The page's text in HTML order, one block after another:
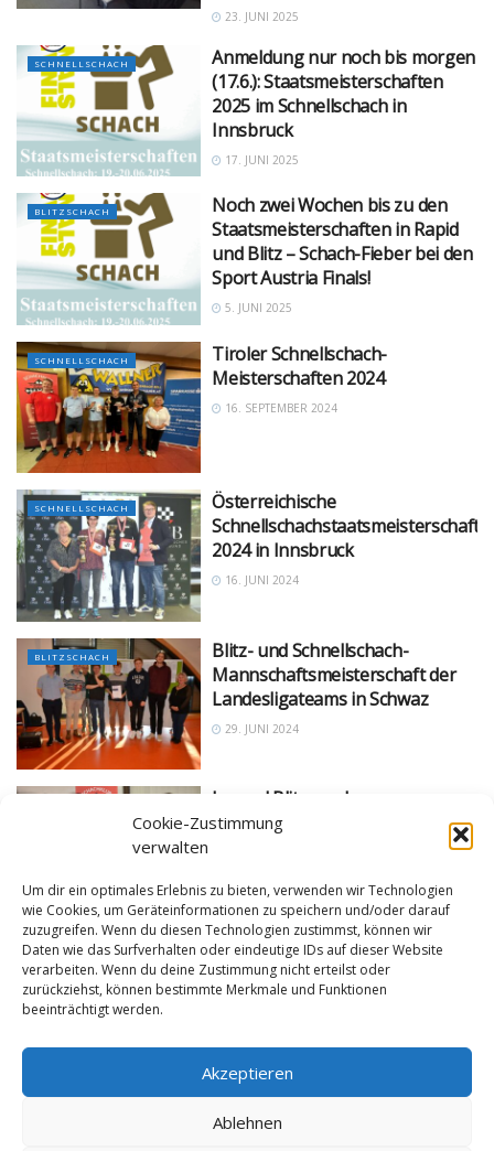
Cookie-Zustimmung
verwalten
Um dir ein optimales Erlebnis zu bieten, verwenden wir Technologien
wie Cookies, um Geräteinformationen zu speichern und/oder darauf
zuzugreifen. Wenn du diesen Technologien zustimmst, können wir
Daten wie das Surfverhalten oder eindeutige IDs auf dieser Website
verarbeiten. Wenn du deine Zustimmung nicht erteilst oder
zurückziehst, können bestimmte Merkmale und Funktionen
beeinträchtigt werden.
Akzeptieren
Ablehnen
23. JUNI 2025
SCHNELLSCHACH
Anmeldung nur noch bis morgen
(17.6.): Staatsmeisterschaften
2025 im Schnellschach in
Innsbruck
17. JUNI 2025
BLITZSCHACH
Noch zwei Wochen bis zu den
Staatsmeisterschaften in Rapid
und Blitz – Schach-Fieber bei den
Sport Austria Finals!
5. JUNI 2025
SCHNELLSCHACH
Tiroler Schnellschach-
Meisterschaften 2024
16. SEPTEMBER 2024
SCHNELLSCHACH
Österreichische
Schnellschachstaatsmeisterschaft
2024 in Innsbruck
16. JUNI 2024
BLITZSCHACH
Blitz- und Schnellschach-
Mannschaftsmeisterschaft der
Landesligateams in Schwaz
29. JUNI 2024
Jugend Blitz- und
Schnellschachturnier in Jenbach
Impressum Datenschutzerklärung Cookie-Richtlinie (EU)